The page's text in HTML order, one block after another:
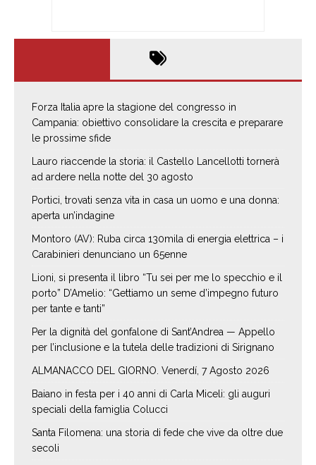
Forza Italia apre la stagione del congresso in
Campania: obiettivo consolidare la crescita e preparare
le prossime sfide
Lauro riaccende la storia: il Castello Lancellotti tornerà
ad ardere nella notte del 30 agosto
Portici, trovati senza vita in casa un uomo e una donna:
aperta un’indagine
Montoro (AV): Ruba circa 130mila di energia elettrica – i
Carabinieri denunciano un 65enne
Lioni, si presenta il libro “Tu sei per me lo specchio e il
porto” D’Amelio: “Gettiamo un seme d’impegno futuro
per tante e tanti”
Per la dignità del gonfalone di Sant’Andrea — Appello
per l’inclusione e la tutela delle tradizioni di Sirignano
ALMANACCO DEL GIORNO. Venerdí, 7 Agosto 2026
Baiano in festa per i 40 anni di Carla Miceli: gli auguri
speciali della famiglia Colucci
Santa Filomena: una storia di fede che vive da oltre due
secoli